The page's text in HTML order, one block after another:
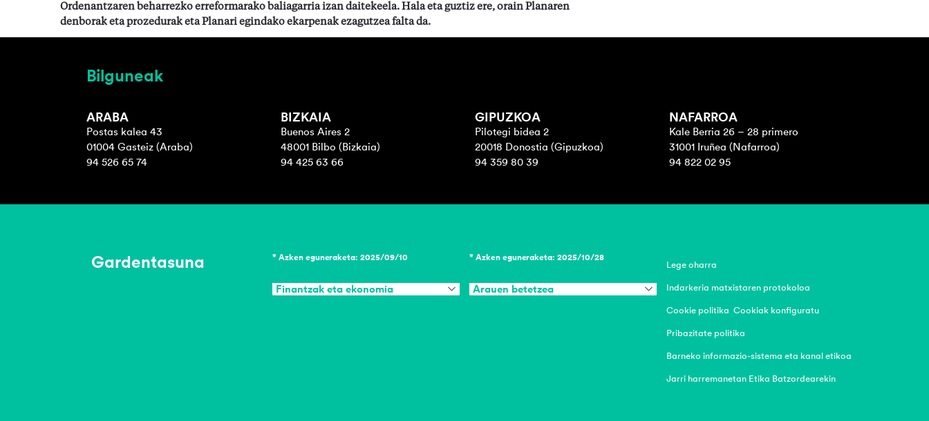
Ordenantzaren beharrezko erreformarako baliagarria izan daitekeela. Hala eta guztiz ere, orain Planaren
denborak eta prozedurak eta Planari egindako ekarpenak ezagutzea falta da.
Bilguneak
ARABA
Postas kalea 43
01004 Gasteiz (Araba)
94 526 65 74
BIZKAIA
Buenos Aires 2
48001 Bilbo (Bizkaia)
94 425 63 66
GIPUZKOA
Pilotegi bidea 2
20018 Donostia (Gipuzkoa)
94 359 80 39
NAFARROA
Kale Berria 26 – 28 primero
31001 Iruñea (Nafarroa)
94 822 02 95
Gardentasuna * Azken eguneraketa: 2025/09/10
Finantzak eta ekonomia
* Azken eguneraketa: 2025/10/28
Arauen betetzea
Lege oharra
Indarkeria matxistaren protokoloa
Cookie politika Cookiak konfiguratu
Pribazitate politika
Barneko informazio-sistema eta kanal etikoa
Jarri harremanetan Etika Batzordearekin